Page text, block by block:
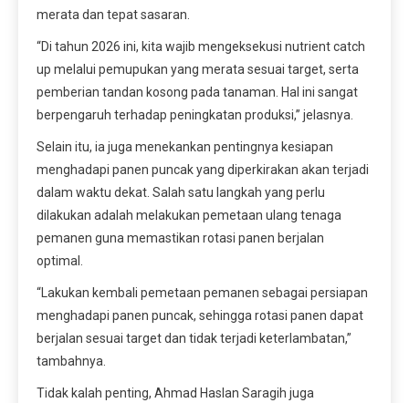
merata dan tepat sasaran.
“Di tahun 2026 ini, kita wajib mengeksekusi nutrient catch
up melalui pemupukan yang merata sesuai target, serta
pemberian tandan kosong pada tanaman. Hal ini sangat
berpengaruh terhadap peningkatan produksi,” jelasnya.
Selain itu, ia juga menekankan pentingnya kesiapan
menghadapi panen puncak yang diperkirakan akan terjadi
dalam waktu dekat. Salah satu langkah yang perlu
dilakukan adalah melakukan pemetaan ulang tenaga
pemanen guna memastikan rotasi panen berjalan
optimal.
“Lakukan kembali pemetaan pemanen sebagai persiapan
menghadapi panen puncak, sehingga rotasi panen dapat
berjalan sesuai target dan tidak terjadi keterlambatan,”
tambahnya.
Tidak kalah penting, Ahmad Haslan Saragih juga